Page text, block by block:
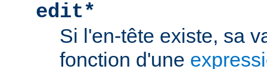
edit*
Si l'en-tête existe, sa
fonction d'une